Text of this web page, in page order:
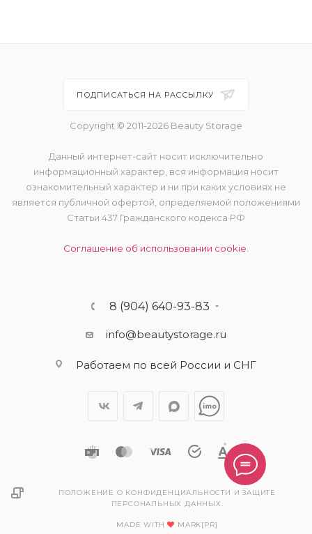
ПОДПИСАТЬСЯ НА РАССЫЛКУ
Copyright © 2011-2026 Beauty Storage
Данный интернет-сайт носит исключительно
информационный характер, вся информация носит
ознакомительный характер и ни при каких условиях не
является публичной офертой, определяемой положениями
Статьи 437 Гражданского кодекса РФ
Соглашение об использовании cookie.
8 (904) 640-93-83
info@beautystorage.ru
Работаем по всей России и СНГ
ПОЛОЖЕНИЕ О КОНФИДЕНЦИАЛЬНОСТИ И ЗАЩИТЕ
ПЕРСОНАЛЬНЫХ ДАННЫХ.
MADE WITH MARK[PR]